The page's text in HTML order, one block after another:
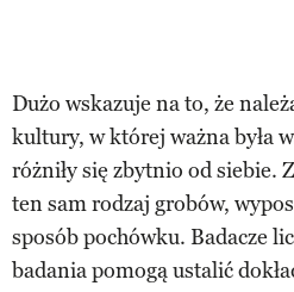
Dużo wskazuje na to, że
kultury, w której ważna była
różniły się zbytnio od siebie.
ten sam rodzaj grobów,
sposób pochówku. Badacze
badania pomogą ustalić